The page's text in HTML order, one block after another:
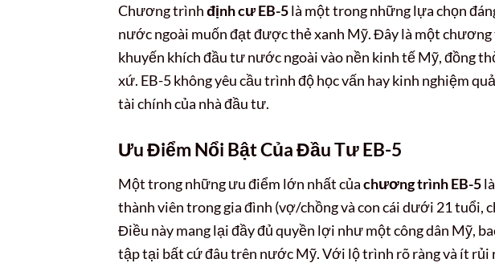
Chương trìnhđịnh cư EB-5là một trong những lựa chọn
nước ngoài muốn đạt được thẻ xanh Mỹ. Đây là một
khuyến khích đầu tư nước ngoài vào nền kinh tế Mỹ, đồng
xứ. EB-5 không yêu cầu trình độ học vấn hay kinh nghiệm
tài chính của nhà đầu tư.
Ưu Điểm Nổi Bật Của Đầu Tư EB-5
Một trong những ưu điểm lớn nhất củachương trình EB-5
thành viên trong gia đình (vợ/chồng và con cái dưới 21 tuổi,
Điều này mang lại đầy đủ quyền lợi như một công dân Mỹ,
tập tại bất cứ đâu trên nước Mỹ. Với lộ trình rõ ràng và ít rủi